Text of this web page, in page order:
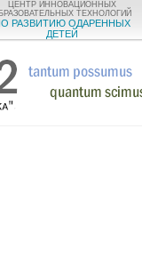
ЦЕНТР ИННОВАЦИОННЫХ
ТЕХНОЛОГИЙ
РАЗВИТИЮ ОДАРЕННЫХ
ДЕТЕЙ